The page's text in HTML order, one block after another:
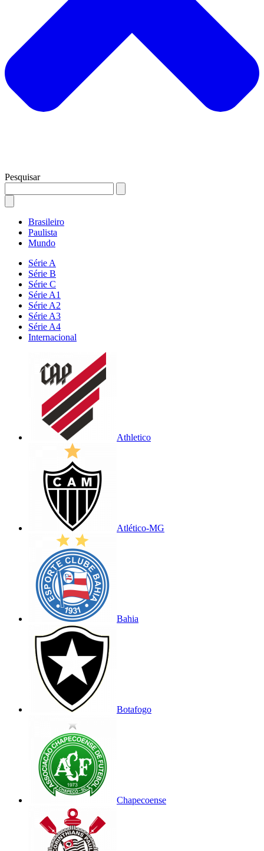
Pesquisar
Brasileiro
Paulista
Mundo
Série A
Série B
Série C
Série A1
Série A2
Série A3
Série A4
Internacional
Athletico
Atlético-MG
Bahia
Botafogo
Chapecoense